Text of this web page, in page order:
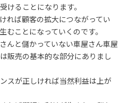
けることになります。
れば顧客の拡大につながってい
むことになっていくのです。
んと儲かっていない車屋さん車屋
販売の基本的な部分にありまし
スが正しければ当然利益は上が